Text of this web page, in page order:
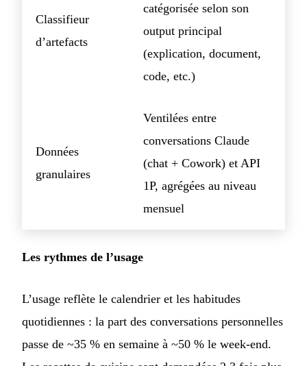
Classifieur
d’artefacts
catégorisée selon son
output principal
(explication, document,
code, etc.)
Données
granulaires
Ventilées entre
conversations Claude
(chat + Cowork) et API
1P, agrégées au niveau
mensuel
Les rythmes de l’usage
L’usage reflète le calendrier et les habitudes
quotidiennes : la part des conversations personnelles
passe de ~35 % en semaine à ~50 % le week-end.